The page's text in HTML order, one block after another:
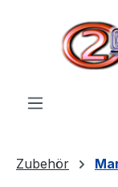
Zum Hauptinhalt
Zubehör